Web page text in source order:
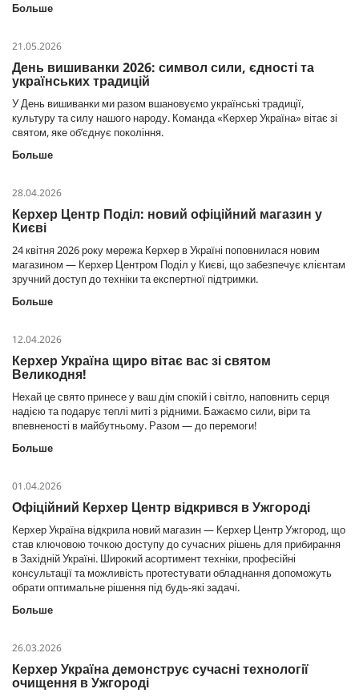
Больше
21.05.2026
День вишиванки 2026: символ сили, єдності та
українських традицій
У День вишиванки ми разом вшановуємо українські традиції,
культуру та силу нашого народу. Команда «Керхер Україна» вітає зі
святом, яке об’єднує покоління.
Больше
28.04.2026
Керхер Центр Поділ: новий офіційний магазин у
Києві
24 квітня 2026 року мережа Керхер в Україні поповнилася новим
магазином — Керхер Центром Поділ у Києві, що забезпечує клієнтам
зручний доступ до техніки та експертної підтримки.
Больше
12.04.2026
Керхер Україна щиро вітає вас зі святом
Великодня!
Нехай це свято принесе у ваш дім спокій і світло, наповнить серця
надією та подарує теплі миті з рідними. Бажаємо сили, віри та
впевненості в майбутньому. Разом — до перемоги!
Больше
01.04.2026
Офіційний Керхер Центр відкрився в Ужгороді
Керхер Україна відкрила новий магазин — Керхер Центр Ужгород, що
став ключовою точкою доступу до сучасних рішень для прибирання
в Західній Україні. Широкий асортимент техніки, професійні
консультації та можливість протестувати обладнання допоможуть
обрати оптимальне рішення під будь-які задачі.
Больше
26.03.2026
Керхер Україна демонструє сучасні технології
очищення в Ужгороді